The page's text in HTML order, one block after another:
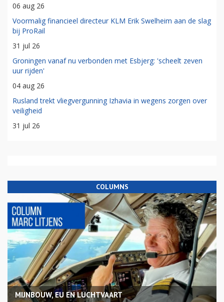
06 aug 26
Voormalig financieel directeur KLM Erik Swelheim aan de slag
bij ProRail
31 jul 26
Groningen vanaf nu verbonden met Esbjerg: 'scheelt zeven
uur rijden'
04 aug 26
Rusland trekt vliegvergunning Izhavia in wegens zorgen over
veiligheid
31 jul 26
COLUMNS
MIJNBOUW, EU EN LUCHTVAART